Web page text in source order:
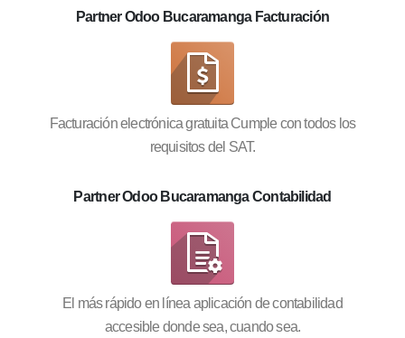
Partner Odoo Bucaramanga Facturación
Facturación electrónica gratuita Cumple con todos los
requisitos del SAT.
Partner Odoo Bucaramanga Contabilidad
El más rápido en línea aplicación de contabilidad
accesible donde sea, cuando sea.